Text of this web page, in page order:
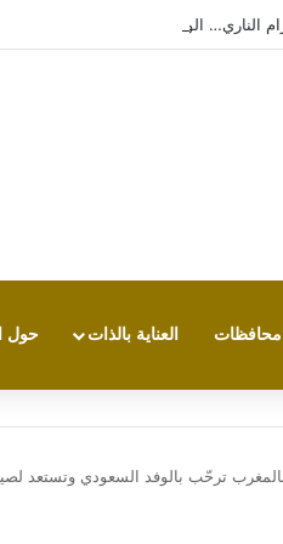
الناري… الوعي والوقاية مفتاح الحد
محافظات العناية بالذات حول
بالوفد السعودي وتستعد لصيف 2025 بوجهات فاخرة في مراكش